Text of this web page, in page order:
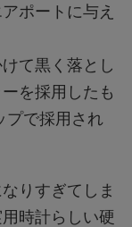
ポートに与え
て黒く落とし
を採用したも
プで採用され
りすぎてしま
時計らしい硬